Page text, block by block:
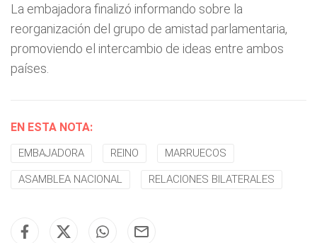
La embajadora finalizó informando sobre la
reorganización del grupo de amistad parlamentaria,
promoviendo el intercambio de ideas entre ambos
países.
EN ESTA NOTA:
EMBAJADORA REINO MARRUECOS
ASAMBLEA NACIONAL RELACIONES BILATERALES